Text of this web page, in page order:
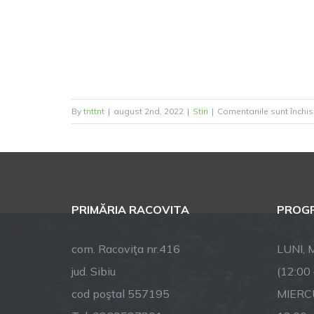
By tnttnt | august 2nd, 2022 | Stiri | Comentariile sunt
PRIMĂRIA RACOVITA
com. Racoviţa nr.416
jud. Sibiu
cod poştal 557195
LUNI,
(12:00